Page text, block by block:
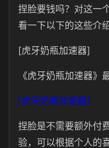
捏脸要钱吗？对这一
看一下以下的这些介
[虎牙奶瓶加速器]
《虎牙奶瓶加速器》
[虎牙奶瓶加速器]
捏脸是不需要额外付
验，可以根据个人的